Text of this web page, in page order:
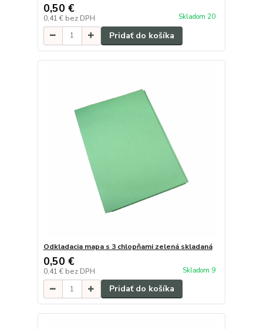
0,50 €
0,41 € bez DPH Skladom 20
Pridať do košíka
Odkladacia mapa s 3 chlopňami zelená skladaná
0,50 €
0,41 € bez DPH Skladom 9
Pridať do košíka